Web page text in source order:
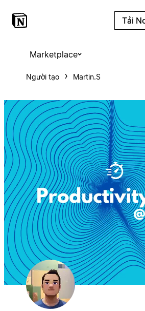
Tải
Marketplace
Người tạo Martin.S